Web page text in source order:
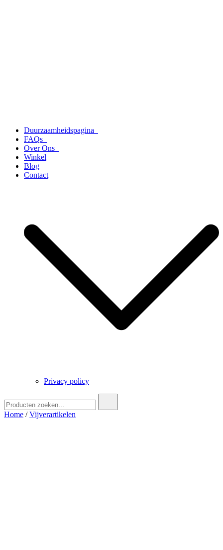
Duurzaamheidspagina
FAQs
Over Ons
Winkel
Blog
Contact
Privacy policy
naar:
Home /Vijverartikelen